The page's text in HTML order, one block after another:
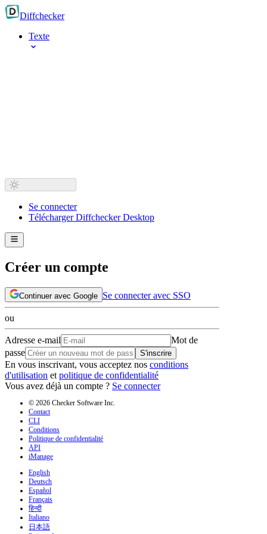
Diffchecker
Texte
Se connecter
Télécharger Diffchecker Desktop
Créer un compte
Continuer avec Google Se connecter avec SSO
ou
Adresse e-mail
Mot de
passe
S'inscrire
En vous inscrivant, vous acceptez nos conditions
d'utilisation et politique de confidentialité
Vous avez déjà un compte ? Se connecter
© 2026 Checker Software Inc.
Contact
CLI
Conditions
Politique de confidentialité
API
iManage
English
Deutsch
Español
Français
हिन्दी
Italiano
日本語